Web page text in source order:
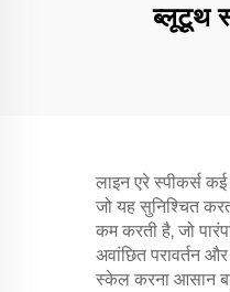
ब्लूटूथ
लाइन एरे स्पीकर्स
जो यह सुनिश्चित
कम करती है, जो
अवांछित परावर्तन
स्केल करना आसान